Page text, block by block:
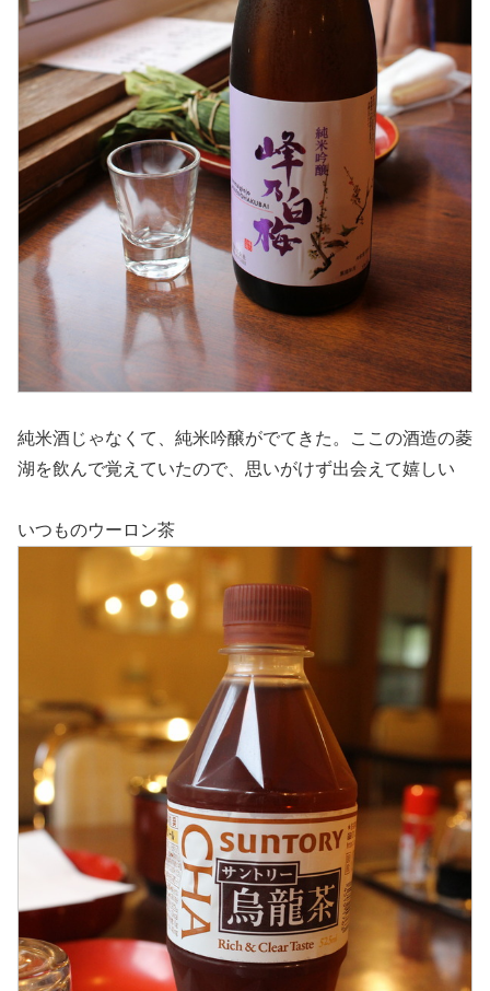
純米酒じゃなくて、純米吟醸がでてきた。ここの酒造の菱
湖を飲んで覚えていたので、思いがけず出会えて嬉しい
いつものウーロン茶